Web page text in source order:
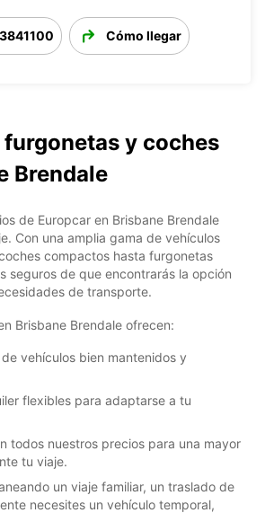
Cómo llegar
y coches
Brendale
de Europcar en Brisbane Brendale
Con una amplia gama de vehículos
compactos hasta furgonetas
seguros de que encontrarás la opción
de transporte.
Brisbane Brendale ofrecen:
vehículos bien mantenidos y
flexibles para adaptarse a tu
todos nuestros precios para una mayor
tu viaje.
un viaje familiar, un traslado de
necesites un vehículo temporal,